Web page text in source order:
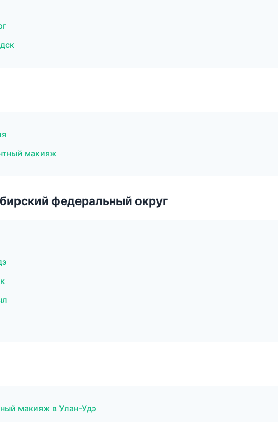
макияж
федеральный округ
макияж в Улан-Удэ